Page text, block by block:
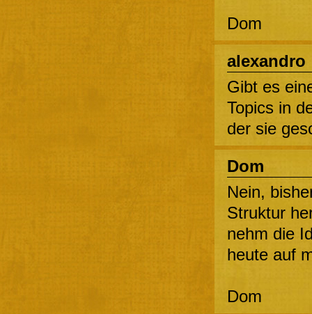
Dom
alexandro
Gibt es
Topics in
der sie
Dom
Nein,
Struktur
nehm die
heute auf
Dom